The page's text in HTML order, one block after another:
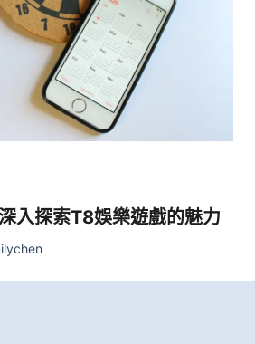
入探索T8娛樂遊戲的魅力